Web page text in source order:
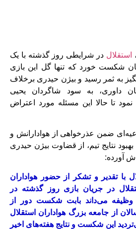
استقلال در شرایطی روز گذشته با یک
شکست خورد که تنها گل این بازی
به ثمر رسید و بیژن حیدری برخلاف
داوری، به سود شاگردان یحیی
تا حالا این مسئله مورد اعتراض
ضمن عذرخواهی از هوادارانش و
نتایج تیم، از قضاوت بیژن حیدری
آورده:
با تقدیر و تشکر از حضور هواداران
در جریان بازی روز گذشته در
وظیفه می‌داند بابت شکست دور از
از جامعه بزرگ هواداران استقلال
این شکست و نتایج هفته‌های اخیر